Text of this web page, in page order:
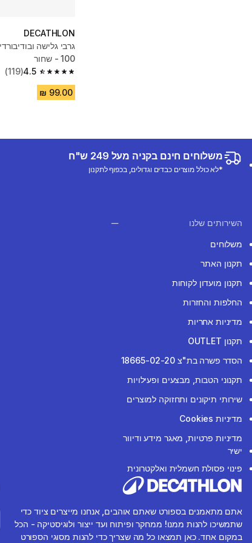
DECATHLON
100 - שחור
4.5
4.5 out of 5 stars from 119 reviews
(119)
משלוחים חינם בקניה מעל 249 ש"ח
*לא כולל מוצרים כבדים וגדולים, בכפוף לתקנון
השירותים שלנו
משלוחים
תקנון האתר
תקנון מועדון לקוחות
החלפות והחזרות
מדיניות אחריות
תקנון OUTLET
הסדר פשרה בת"צ 18665-02-20
תקנוני הטבות, מבצעים ופעילויות
שירותי תיקונים ותחזוקה למוצרים
מדיניות Cookies
מדיניות פרטיות, מאגר מידע ודיוור
ישיר
פינוי פסולת חשמלית ואלקטרונית
אתם מתאמנים בספורט שאתם אוהבים, אנחנו מייצרים ציוד כדי
שתמשיכו להנות ממנו! ממחקר ופיתוח ועד ייצור ולוגיסטיקה - הכל
במקום אחד. כאן תמצאו כל מה שצריך כדי להנות מסוגי הספורט